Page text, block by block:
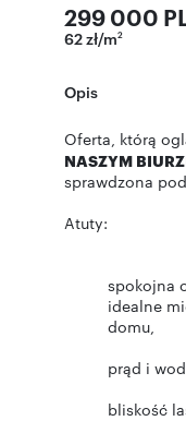
299 000
62 zł/m2
Opis
Oferta, którą
NASZYM
sprawdzona
Atuty:
spokojna
idealne
domu,
prąd i
bliskość